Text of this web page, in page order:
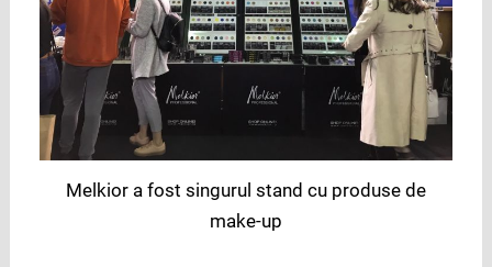
Melkior a fost singurul stand cu produse de
make-up